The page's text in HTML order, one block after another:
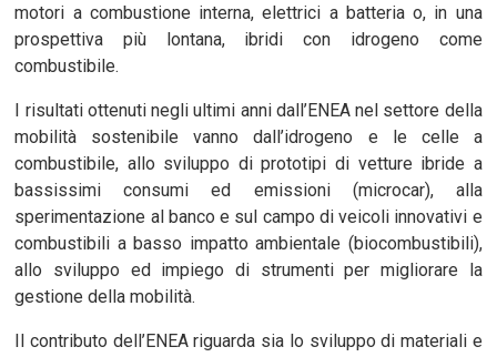
motori a combustione interna, elettrici a batteria o, in una
prospettiva più lontana, ibridi con idrogeno come
combustibile.
I risultati ottenuti negli ultimi anni dall’ENEA nel settore della
mobilità sostenibile vanno dall’idrogeno e le celle a
combustibile, allo sviluppo di prototipi di vetture ibride a
bassissimi consumi ed emissioni (microcar), alla
sperimentazione al banco e sul campo di veicoli innovativi e
combustibili a basso impatto ambientale (biocombustibili),
allo sviluppo ed impiego di strumenti per migliorare la
gestione della mobilità.
Il contributo dell’ENEA riguarda sia lo sviluppo di materiali e